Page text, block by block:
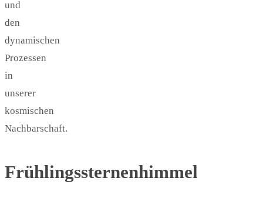
und
den
dynamischen
Prozessen
in
unserer
kosmischen
Nachbarschaft.
Frühlingssternenhimmel